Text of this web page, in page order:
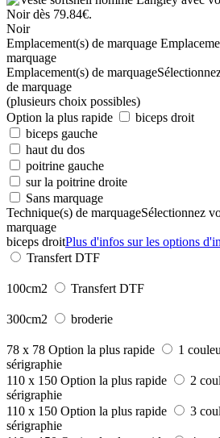
Noir
Emplacement(s) de marquage
marquage
Emplacement(s) de marquage
de marquage
(plusieurs choix possibles)
Option la plus rapide
biceps droit
biceps gauche
haut du dos
poitrine gauche
sur la poitrine droite
Sans marquage
Technique(s) de marquageSélectionnez
marquage
biceps droitPlus d'infos sur les options
Transfert DTF
100cm2 Transfert DTF
300cm2 broderie
78 x 78 Option la plus rapide
1
sérigraphie
110 x 150 Option la plus rapide
2
sérigraphie
110 x 150 Option la plus rapide
3
sérigraphie